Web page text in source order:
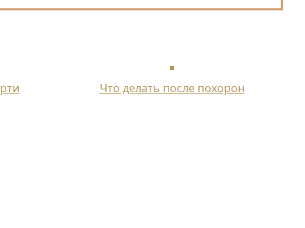
Что делать после похорон